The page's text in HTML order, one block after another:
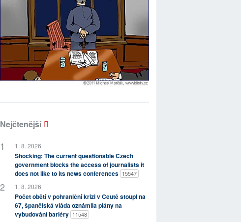
Nejčtenější
1. 8. 2026
Shocking: The current questionable Czech
government blocks the access of journalists it
does not like to its news conferences 15547
1. 8. 2026
Počet obětí v pohraniční krizi v Ceutě stoupl na
67, španělská vláda oznámila plány na
vybudování bariéry 11548